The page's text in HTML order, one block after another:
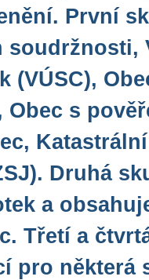
První
soudržnosti,
(VÚSC),
Obec s
Druhá
a
Třetí a
pro některá